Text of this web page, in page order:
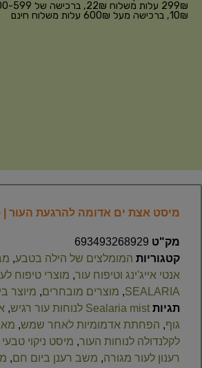
10₪, ברכישה מעל 600₪ עלות משלוח חינם
מיסט אצת ים אדומה להרגעת העור | סילריה
מק"ט 693493268929
קטגוריות המומלצים של הילה בטבע,
אנטי אייג'ינג וטיפוח עור, מוצרי טיפוח
SEALARIA
, מוצרים מובחרים, מיוצר
תגיות Sealaria mist לנוחות עור רגיש ,
גוף, הפחתת אדמומיות לאחר שמש,
לקלנדולה לנוחות העור, מיסט ניקוי
רענון לעור מגורה, משב רענן ביום חם,